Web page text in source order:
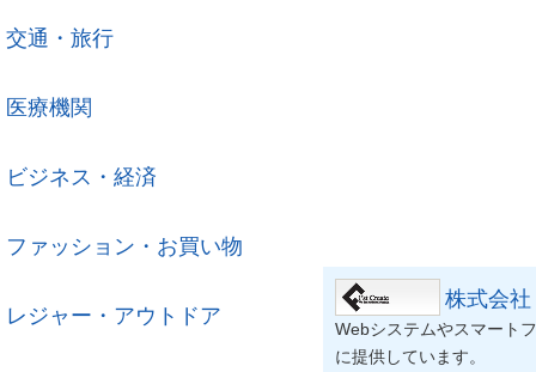
株式会
Webシステムやスマート
に提供しています。
交通・旅行
医療機関
ビジネス・経済
ファッション・お買い物
レジャー・アウトドア